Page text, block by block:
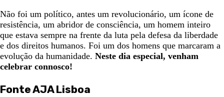
Não foi um político, antes um revolucionário, um ícone de
resistência, um abridor de consciência, um homem inteiro
que estava sempre na frente da luta pela defesa da liberdade
e dos direitos humanos. Foi um dos homens que marcaram a
evolução da humanidade. Neste dia especial, venham
celebrar connosco!
Fonte AJA Lisboa